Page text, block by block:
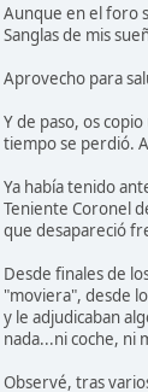
Aunque en el foro
Sanglas de mis
Aprovecho para
Y de paso, os
tiempo se perdió.
Ya había tenido
Teniente Coronel
que desapareció
Desde finales de
"moviera", desde
y le adjudicaban
nada...ni coche, ni
Observé, tras